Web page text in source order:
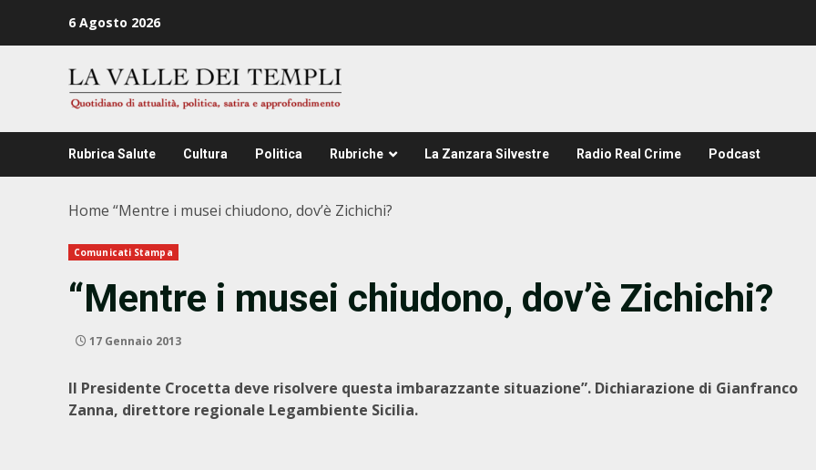
6 Agosto 2026
Rubrica Salute Cultura Politica Rubriche La Zanzara Silvestre Radio Real Crime Podcast
Home “Mentre i musei chiudono, dov’è Zichichi?
Comunicati Stampa
“Mentre i musei chiudono, dov’è Zichichi?
17 Gennaio 2013
Il Presidente Crocetta deve risolvere questa imbarazzante situazione”. Dichiarazione di Gianfranco
Zanna, direttore regionale Legambiente Sicilia.